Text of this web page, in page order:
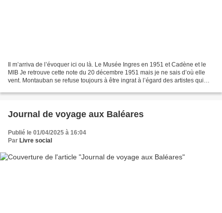
Il m’arriva de l’évoquer ici ou là. Le Musée Ingres en 1951 et Cadène et le
MIB Je retrouve cette note du 20 décembre 1951 mais je ne sais d’où elle
vent. Montauban se refuse toujours à être ingrat à l’égard des artistes qui
Journal de voyage aux Baléares
Publié le 01/04/2025 à 16:04
Par Livre social